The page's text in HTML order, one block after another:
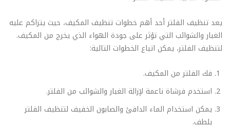
يعد تنظيف الفلتر أحد أهم خطوات تنظيف المكيف، حيث يتراكم عليه
الغبار والشوائب التي تؤثر على جودة الهواء الذي يخرج من المكيف.
لتنظيف الفلتر، يمكن اتباع الخطوات التالية:
فك الفلتر من المكيف.
استخدم فرشاة ناعمة لإزالة الغبار والشوائب من الفلتر.
يمكن استخدام الماء الدافئ والصابون الخفيف لتنظيف الفلتر
بلطف.